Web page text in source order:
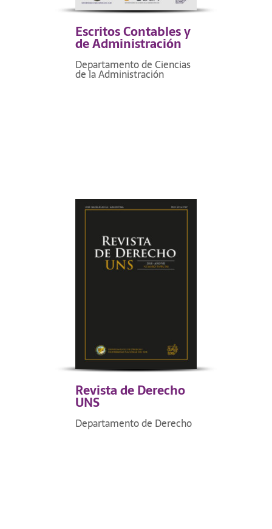
Escritos Contables y
de Administración
Departamento de Ciencias
de la Administración
Revista de Derecho
UNS
Departamento de Derecho